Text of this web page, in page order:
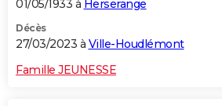
01/05/1933 à Herserange
Décès
27/03/2023 à Ville-Houdlémont
Famille JEUNESSE